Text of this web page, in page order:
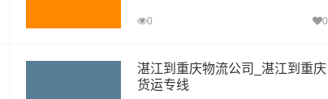
头到重庆直达物流专线
0 0
湛江到重庆物流公司_湛江到重庆
货运专线